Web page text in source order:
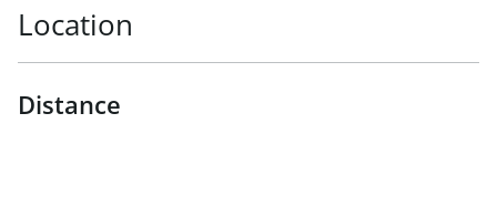
Location
Distance